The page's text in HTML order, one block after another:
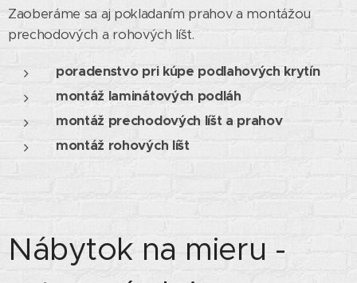
Zaoberáme sa aj pokladaním prahov a montážou
prechodových a rohových líšt.
poradenstvo pri kúpe podlahových krytín
montáž laminátových podláh
montáž prechodových líšt a prahov
montáž rohových líšt
Nábytok na mieru -